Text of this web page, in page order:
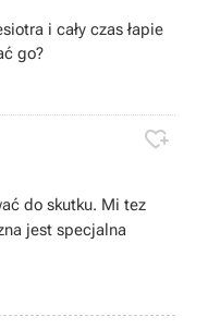
i cały czas łapie
go?

do skutku. Mi tez
jest specjalna